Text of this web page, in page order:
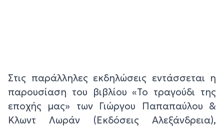
Στις παράλληλες εκδηλώσεις εντάσσεται η
παρουσίαση του βιβλίου «Το τραγούδι της
εποχής μας» των Γιώργου Παπαπαύλου &
Κλωντ Λωράν (Εκδόσεις Αλεξάνδρεια),